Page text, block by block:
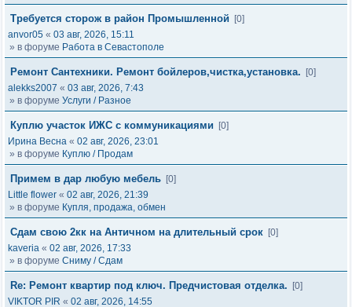
Требуется сторож в район Промышленной
[0]
anvor05 « 03 авг, 2026, 15:11
» в форуме Работа в Севастополе
Ремонт Сантехники. Ремонт бойлеров,чистка,установка.
[0]
alekks2007 « 03 авг, 2026, 7:43
» в форуме Услуги / Разное
Куплю участок ИЖС с коммуникациями
[0]
Ирина Весна « 02 авг, 2026, 23:01
» в форуме Куплю / Продам
Примем в дар любую мебель [0]
Little flower « 02 авг, 2026, 21:39
» в форуме Купля, продажа, обмен
Сдам свою 2кк на Античном на длительный срок [0]
kaveria « 02 авг, 2026, 17:33
» в форуме Сниму / Сдам
Re: Ремонт квартир под ключ. Предчистовая отделка.
[0]
VIKTOR PIR « 02 авг, 2026, 14:55